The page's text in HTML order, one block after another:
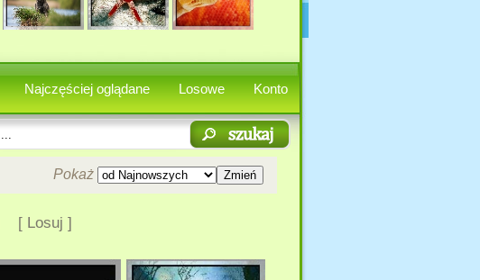
Najczęściej oglądane Losowe Konto
Pokaż
[ Losuj ]